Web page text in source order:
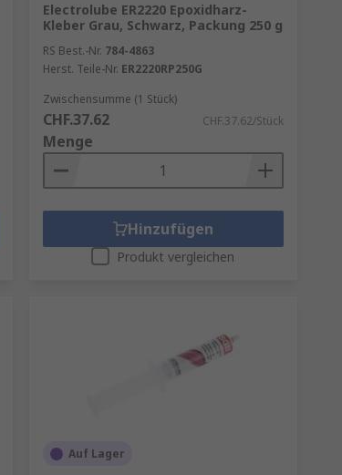
Electrolube ER2220 Epoxidharz-
Kleber Grau, Schwarz, Packung 250 g
RS Best.-Nr. 784-4863
Herst. Teile-Nr. ER2220RP250G
Zwischensumme (1 Stück)
CHF.37.62 CHF.37.62/Stück
Menge
Hinzufügen
Produkt vergleichen
Auf Lager